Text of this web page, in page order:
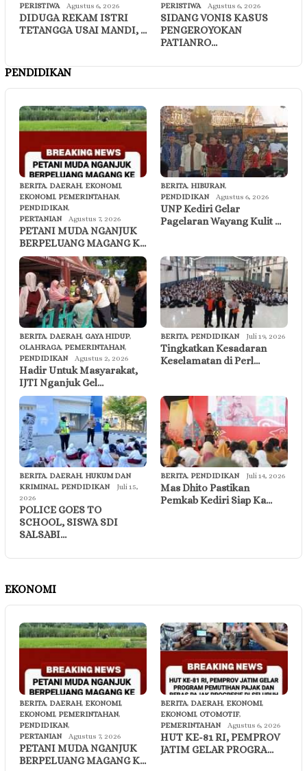
PERISTIWA
Agustus 6, 2026
DIDUGA REKAM ISTRI
TETANGGA USAI MANDI, …
PERISTIWA
Agustus 6, 2026
SIDANG VONIS KASUS
PENGEROYOKAN
PATIANRO…
PENDIDIKAN
BERITA, DAERAH, EKONOMI,
EKONOMI, PEMERINTAHAN,
PENDIDIKAN,
PERTANIAN
Agustus 7, 2026
PETANI MUDA NGANJUK
BERPELUANG MAGANG K…
BERITA, HIBURAN,
PENDIDIKAN
Agustus 6, 2026
UNP Kediri Gelar
Pagelaran Wayang Kulit …
BERITA, DAERAH, GAYA HIDUP,
OLAHRAGA, PEMERINTAHAN,
PENDIDIKAN
Agustus 2, 2026
Hadir Untuk Masyarakat,
IJTI Nganjuk Gel…
BERITA, PENDIDIKAN Juli 19, 2026
Tingkatkan Kesadaran
Keselamatan di Perl…
BERITA, DAERAH, HUKUM DAN
KRIMINAL, PENDIDIKAN
Juli 15,
2026
POLICE GOES TO
SCHOOL, SISWA SDI
SALSABI…
BERITA, PENDIDIKAN Juli 14, 2026
Mas Dhito Pastikan
Pemkab Kediri Siap Ka…
EKONOMI
BERITA, DAERAH, EKONOMI,
EKONOMI, PEMERINTAHAN,
PENDIDIKAN,
PERTANIAN
Agustus 7, 2026
PETANI MUDA NGANJUK
BERPELUANG MAGANG K…
BERITA, DAERAH, EKONOMI,
EKONOMI, OTOMOTIF,
PEMERINTAHAN
Agustus 6, 2026
HUT KE-81 RI, PEMPROV
JATIM GELAR PROGRA…